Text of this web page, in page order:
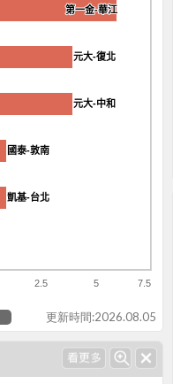
第一金-華江
第一金-華江
元大-復北
元大-復北
元大-中和
元大-中和
國泰-敦南
國泰-敦南
凱基-台北
凱基-台北
2.5 5 7.5
更新時間:2026.08.05